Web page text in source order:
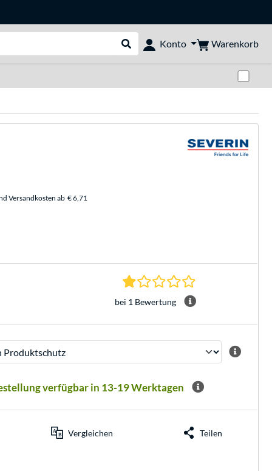
Suche durchführen
Konto Warenkorb
Versandkosten ab € 6,71
1.0 Sterne bei 1
bei 1 Bewertung
verfügbar in 13-19 Werktagen
Vergleichen Teilen